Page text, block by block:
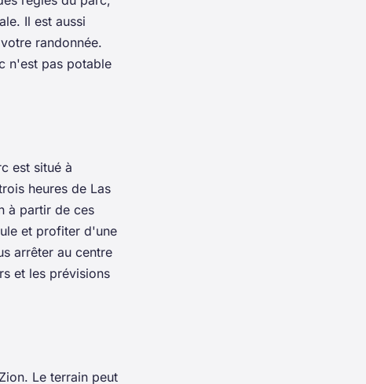
Il est aussi
randonnée.
n'est pas potable
est situé à
heures de Las
à partir de ces
et profiter d'une
arrêter au centre
et les prévisions
Le terrain peut